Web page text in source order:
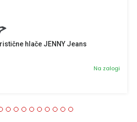
hlače JENNY Jeans
Na zalogi